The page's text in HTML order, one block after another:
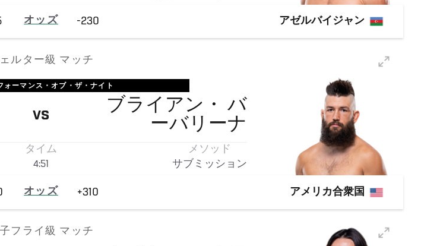
オッズ -230 アゼルバイジャン
ルター級 マッチ
ォーマンス・オブ・ザ・ナイト
VS ブライアン・
バ
ーバリーナ
タイム
4:51
メソッド
サブミッション
オッズ +310 アメリカ合衆国
フライ級 マッチ